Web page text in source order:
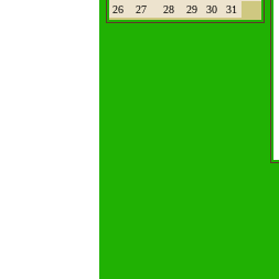
26
27 28 29 30 31